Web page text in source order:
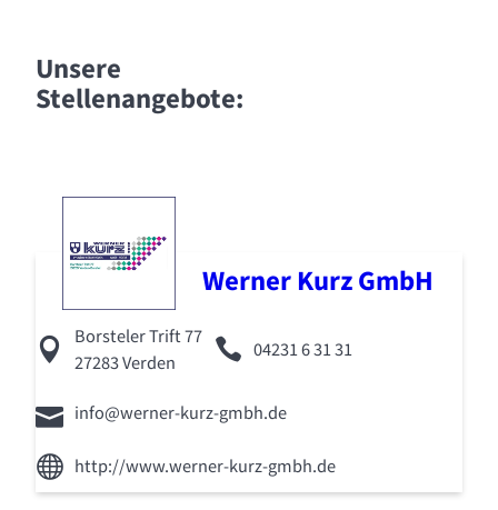
Unsere
Stellenangebote:
Werner Kurz GmbH
Borsteler Trift 77
27283 Verden
04231 6 31 31
info@werner-kurz-gmbh.de
http://www.werner-kurz-gmbh.de